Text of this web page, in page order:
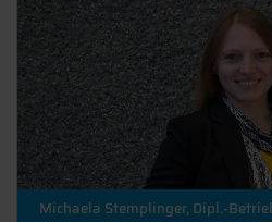
Michaela Stemplinger, Dipl.-